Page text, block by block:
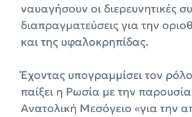
ναυαγήσουν οι διερευνητικές
διαπραγματεύσεις για την
και της υφαλοκρηπίδας.
Έχοντας υπογραμμίσει τον
παίξει η Ρωσία με την
Ανατολική Μεσόγειο «για την